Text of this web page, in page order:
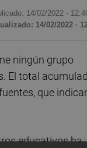
14/02/2022 ·
14/02/2022 ·
ningún grupo
El total
que
educativos ha